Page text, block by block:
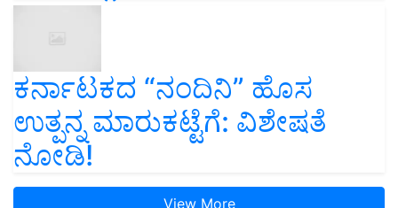
ಕರ್ನಾಟಕದ “ನಂದಿನಿ” ಹೊಸ
ಉತ್ಪನ್ನ ಮಾರುಕಟ್ಟೆಗೆ: ವಿಶೇಷತೆ
ನೋಡಿ!
View More